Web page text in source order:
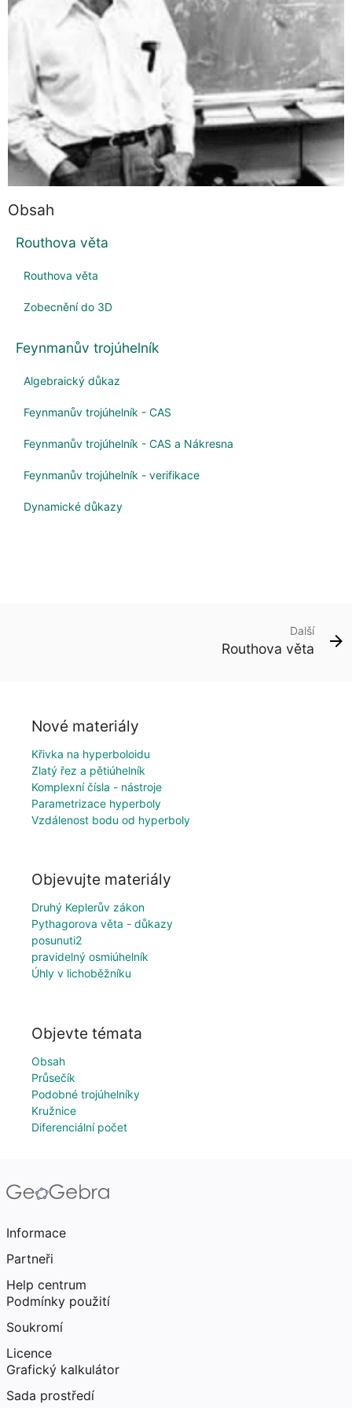
Obsah
Routhova věta
Routhova věta
Zobecnění do 3D
Feynmanův trojúhelník
Algebraický důkaz
Feynmanův trojúhelník - CAS
Feynmanův trojúhelník - CAS a Nákresna
Feynmanův trojúhelník - verifikace
Dynamické důkazy
Další
Routhova věta
Nové materiály
Křivka na hyperboloidu
Zlatý řez a pětiúhelník
Komplexní čísla - nástroje
Parametrizace hyperboly
Vzdálenost bodu od hyperboly
Objevujte materiály
Druhý Keplerův zákon
Pythagorova věta - důkazy
posunuti2
pravidelný osmiúhelník
Úhly v lichoběžníku
Objevte témata
Obsah
Průsečík
Podobné trojúhelníky
Kružnice
Diferenciální počet
Informace
Partneři
Help centrum
Podmínky použití
Soukromí
Licence
Grafický kalkulátor
Sada prostředí